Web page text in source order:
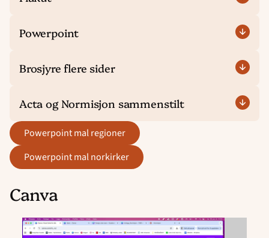
Powerpoint
Brosjyre flere sider
Acta og Normisjon sammenstilt
powerpoint mal regioner
powerpoint mal norkirker
Canva